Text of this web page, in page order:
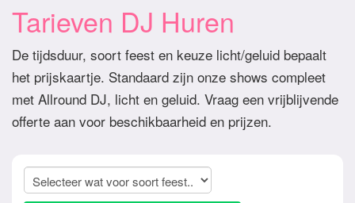
Tarieven DJ Huren
De tijdsduur, soort feest en keuze licht/geluid bepaalt
het prijskaartje. Standaard zijn onze shows compleet
met Allround DJ, licht en geluid. Vraag een vrijblijvende
offerte aan voor beschikbaarheid en prijzen.